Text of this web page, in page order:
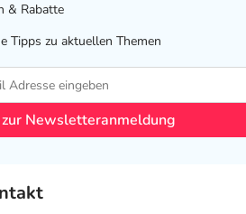
& Rabatte
Tipps zu aktuellen Themen
zur Newsletteranmeldung